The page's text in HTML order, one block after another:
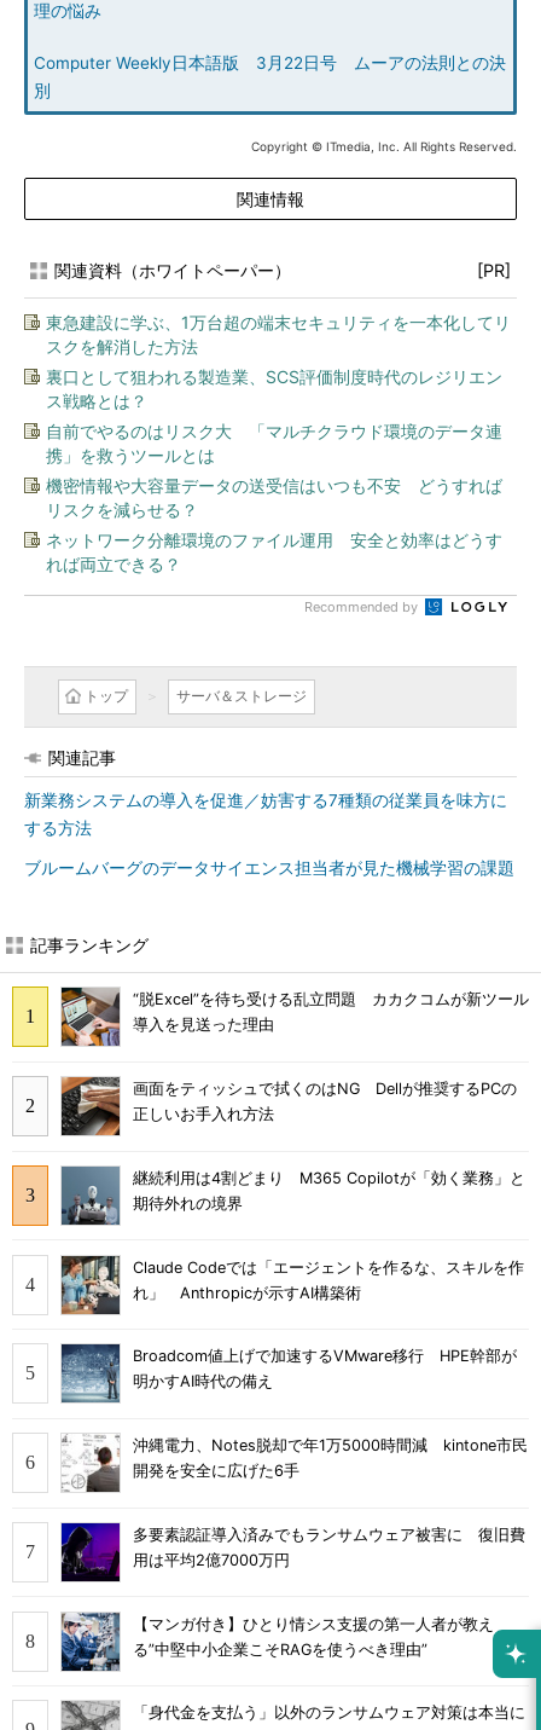
理の悩み
Computer Weekly日本語版 3月22日号 ムーアの法則との決
別
Copyright © ITmedia, Inc. All Rights Reserved.
関連情報
関連資料（ホワイトペーパー） [PR]
東急建設に学ぶ、1万台超の端末セキュリティを一本化してリ
スクを解消した方法
裏口として狙われる製造業、SCS評価制度時代のレジリエン
ス戦略とは？
自前でやるのはリスク大 「マルチクラウド環境のデータ連
携」を救うツールとは
機密情報や大容量データの送受信はいつも不安 どうすれば
リスクを減らせる？
ネットワーク分離環境のファイル運用 安全と効率はどうす
れば両立できる？
Recommended by
トップ サーバ＆ストレージ
関連記事
新業務システムの導入を促進／妨害する7種類の従業員を味方に
する方法
ブルームバーグのデータサイエンス担当者が見た機械学習の課題
記事ランキング
“脱Excel”を待ち受ける乱立問題 カカクコムが新ツール
導入を見送った理由
画面をティッシュで拭くのはNG Dellが推奨するPCの
正しいお手入れ方法
継続利用は4割どまり M365 Copilotが「効く業務」と
期待外れの境界
Claude Codeでは「エージェントを作るな、スキルを作
れ」 Anthropicが示すAI構築術
Broadcom値上げで加速するVMware移行 HPE幹部が
明かすAI時代の備え
沖縄電力、Notes脱却で年1万5000時間減 kintone市民
開発を安全に広げた6手
多要素認証導入済みでもランサムウェア被害に 復旧費
用は平均2億7000万円
【マンガ付き】ひとり情シス支援の第一人者が教え
る”中堅中小企業こそRAGを使うべき理由”
「身代金を支払う」以外のランサムウェア対策は本当に